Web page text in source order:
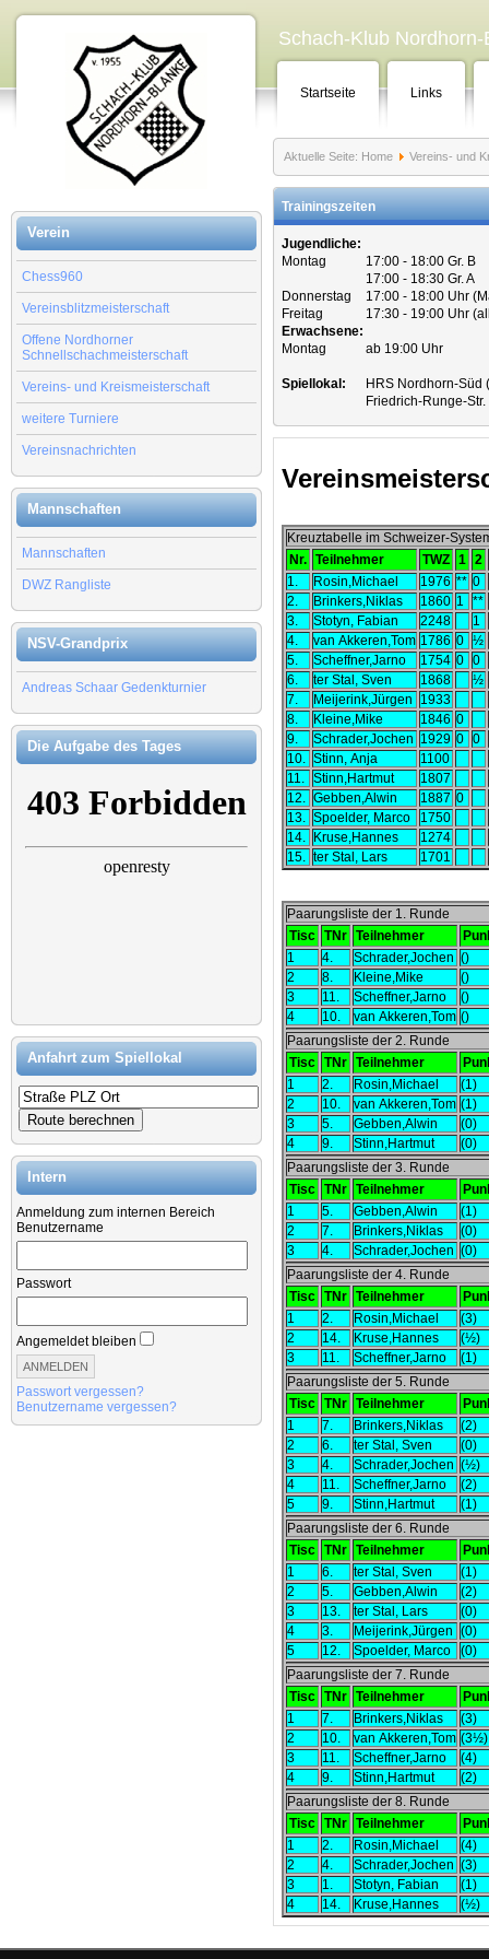
Verein
Chess960
Vereinsblitzmeisterschaft
Offene Nordhorner
Schnellschachmeisterschaft
Vereins- und Kreismeisterschaft
weitere Turniere
Vereinsnachrichten
Mannschaften
Mannschaften
DWZ Rangliste
NSV-Grandprix
Andreas Schaar Gedenkturnier
Die Aufgabe des Tages
Anfahrt zum Spiellokal
Intern
Anmeldung zum internen Bereich
Benutzername
Passwort
Angemeldet bleiben
Passwort vergessen?
Benutzername vergessen?
Schach-Klub
Startseite Links
Aktuelle Seite: Home Vereins- und
Trainingszeiten
Jugendliche:
Montag
17:00 - 18:00 Gr. B
17:00 - 18:30 Gr. A
Donnerstag
17:00 - 18:00 Uhr
Freitag
17:30 - 19:00 Uhr
Erwachsene:
Montag
ab 19:00 Uhr
Spiellokal:
HRS Nordhorn-Süd
Friedrich-Runge-
Kreuztabelle im Schweizer-
Nr. Teilnehmer TWZ 1 2
1.
Rosin,Michael 1976 ** 0
2.
Brinkers,Niklas 1860 1
**
3.
Stotyn, Fabian 2248
1
4.
van Akkeren,Tom 1786 0 ½
5.
Scheffner,Jarno 1754 0 0
6.
ter Stal, Sven 1868
½
7.
Meijerink,Jürgen
1933
8.
Kleine,Mike 1846 0
9.
Schrader,Jochen 1929 0 0
10. Stinn, Anja
1100
11. Stinn,Hartmut
1807
12. Gebben,Alwin 1887 0
13. Spoelder, Marco
1750
14.
Kruse,Hannes
1274
15. ter Stal, Lars 1701
Paarungsliste der 1. Runde
Tisc TNr Teilnehmer
1
4. Schrader,Jochen ()
2
8. Kleine,Mike
()
3
11. Scheffner,Jarno
()
4
10. van Akkeren,Tom ()
Paarungsliste der 2. Runde
Tisc TNr Teilnehmer
1
2. Rosin,Michael
(1)
2
10. van Akkeren,Tom (1)
3
5. Gebben,Alwin
(0)
4
9. Stinn,Hartmut
(0)
Paarungsliste der 3. Runde
Tisc TNr Teilnehmer
1
5. Gebben,Alwin
(1)
2
7. Brinkers,Niklas
(0)
3
4. Schrader,Jochen (0)
Paarungsliste der 4. Runde
Tisc TNr Teilnehmer
1
2. Rosin,Michael
(3)
2
14. Kruse,Hannes
(½)
3
11. Scheffner,Jarno
(1)
Paarungsliste der 5. Runde
Tisc TNr Teilnehmer
1
7. Brinkers,Niklas
(2)
2
6. ter Stal, Sven
(0)
3
4. Schrader,Jochen (½)
4
11. Scheffner,Jarno
(2)
5
9. Stinn,Hartmut
(1)
Paarungsliste der 6. Runde
Tisc TNr Teilnehmer
1
6. ter Stal, Sven
(1)
2
5. Gebben,Alwin
(2)
3
13. ter Stal, Lars
(0)
4
3. Meijerink,Jürgen (0)
5
12. Spoelder, Marco
(0)
Paarungsliste der 7. Runde
Tisc TNr Teilnehmer
1
7. Brinkers,Niklas
(3)
2
10. van Akkeren,Tom (3½)
3
11. Scheffner,Jarno
(4)
4
9. Stinn,Hartmut
(2)
Paarungsliste der 8. Runde
Tisc TNr Teilnehmer
1
2. Rosin,Michael
(4)
2
4. Schrader,Jochen (3)
3
1. Stotyn, Fabian
(1)
4
14. Kruse,Hannes (½)